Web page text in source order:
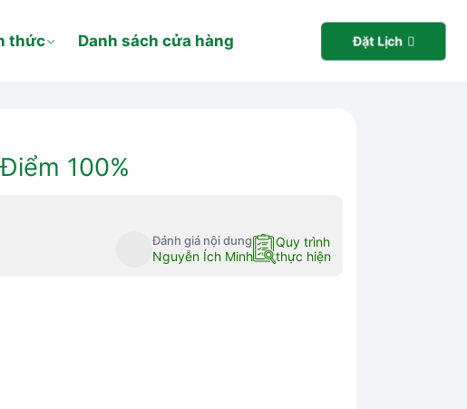
thức Danh sách cửa hàng Đặt Lịch
100%
Đánh giá nội dung
Nguyễn Ích Minh
Quy trình
thực hiện